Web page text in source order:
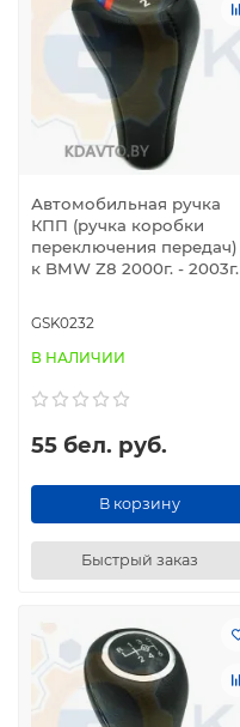
Автомобильная ручка
КПП (ручка коробки
переключения передач)
к BMW Z8 2000г. - 2003г.
GSK0232
В НАЛИЧИИ
55 бел. руб.
В корзину
Быстрый заказ